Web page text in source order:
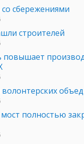
сбережениями
строителей
повышает
полностью